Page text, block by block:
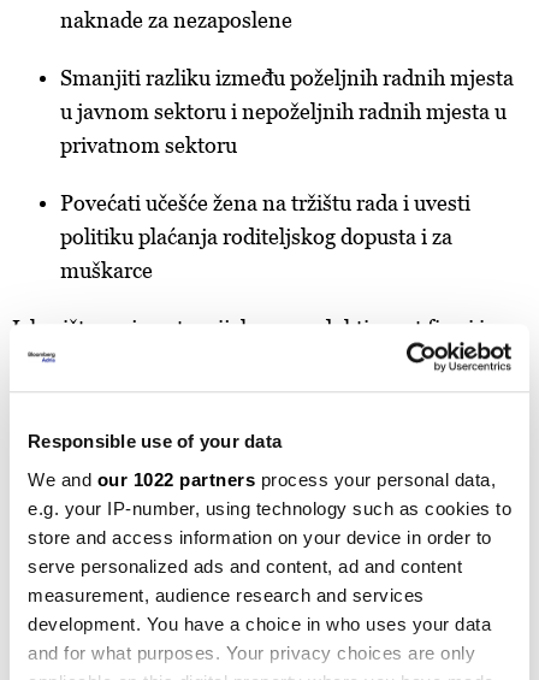
Responsible use of your data
We and our 1022 partners process your personal data,
e.g. your IP-number, using technology such as cookies to
store and access information on your device in order to
serve personalized ads and content, ad and content
measurement, audience research and services
development. You have a choice in who uses your data
and for what purposes. Your privacy choices are only
naknade za nezaposlene
Smanjiti razliku između poželjnih radnih mjesta
u javnom sektoru i nepoželjnih radnih mjesta u
privatnom sektoru
Povećati učešće žena na tržištu rada i uvesti
politiku plaćanja roditeljskog dopusta i za
muškarce
Iskorištavanje potencijala za produktivnost firmi i
olakšanje pristupa financiranju zbog oživljavanja
tranzicije na tržišnu ekonomiju, povećanja
produktivnosti državnih poduzeća, povećanja
Osigurati fer i jednako konkurentno okruženje za
državna poduzeća i privatne kompanije
Smanjiti administrativne barijere za otvaranje
firmi